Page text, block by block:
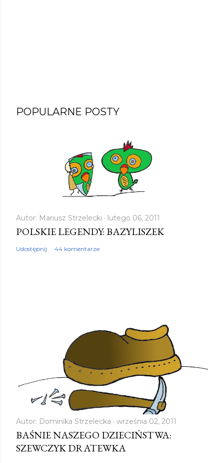
POPULARNE POSTY
Autor: Mariusz Strzelecki lutego 06, 2011
POLSKIE LEGENDY: BAZYLISZEK
Udostępnij 44 komentarze
Autor: Dominika Strzelecka września 02, 2011
BAŚNIE NASZEGO DZIECIŃSTWA:
SZEWCZYK DRATEWKA